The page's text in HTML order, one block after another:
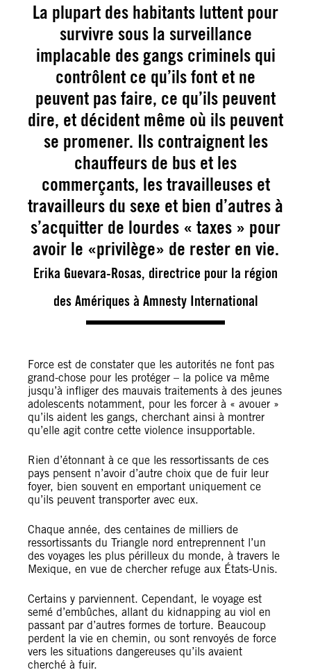
La plupart des habitants luttent pour
survivre sous la surveillance
implacable des gangs criminels qui
contrôlent ce qu’ils font et ne
peuvent pas faire, ce qu’ils peuvent
dire, et décident même où ils peuvent
se promener. Ils contraignent les
chauffeurs de bus et les
commerçants, les travailleuses et
travailleurs du sexe et bien d’autres à
s’acquitter de lourdes « taxes » pour
avoir le «privilège» de rester en vie.
Erika Guevara-Rosas, directrice pour la région
des Amériques à Amnesty International
Force est de constater que les autorités ne font pas
grand-chose pour les protéger – la police va même
jusqu’à infliger des mauvais traitements à des jeunes
adolescents notamment, pour les forcer à « avouer »
qu’ils aident les gangs, cherchant ainsi à montrer
qu’elle agit contre cette violence insupportable.
Rien d’étonnant à ce que les ressortissants de ces
pays pensent n’avoir d’autre choix que de fuir leur
foyer, bien souvent en emportant uniquement ce
qu’ils peuvent transporter avec eux.
Chaque année, des centaines de milliers de
ressortissants du Triangle nord entreprennent l’un
des voyages les plus périlleux du monde, à travers le
Mexique, en vue de chercher refuge aux États-Unis.
Certains y parviennent. Cependant, le voyage est
semé d’embûches, allant du kidnapping au viol en
passant par d’autres formes de torture. Beaucoup
perdent la vie en chemin, ou sont renvoyés de force
vers les situations dangereuses qu’ils avaient
cherché à fuir.